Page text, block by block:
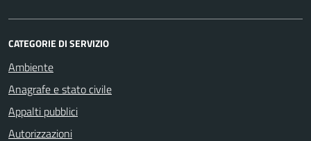
CATEGORIE DI SERVIZIO
Ambiente
Anagrafe e stato civile
Appalti pubblici
Autorizzazioni